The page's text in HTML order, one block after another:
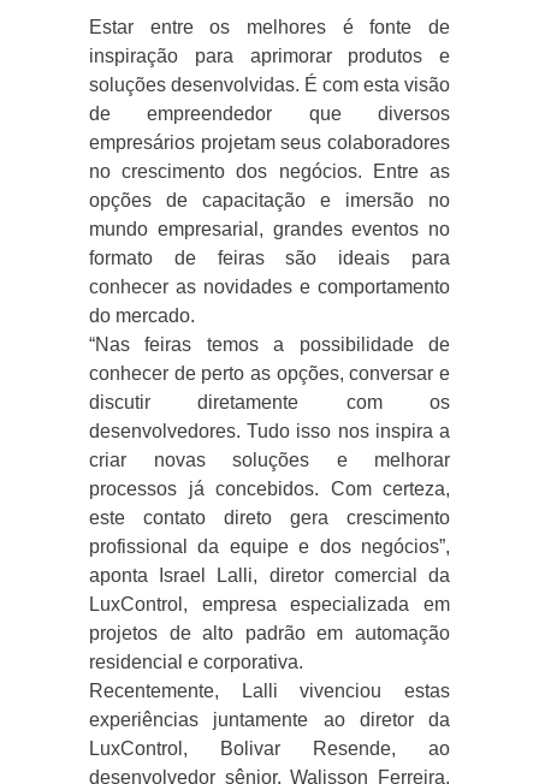
Estar entre os melhores é fonte de
inspiração para aprimorar produtos e
soluções desenvolvidas. É com esta visão
de empreendedor que diversos
empresários projetam seus colaboradores
no crescimento dos negócios. Entre as
opções de capacitação e imersão no
mundo empresarial, grandes eventos no
formato de feiras são ideais para
conhecer as novidades e comportamento
do mercado.
“Nas feiras temos a possibilidade de
conhecer de perto as opções, conversar e
discutir diretamente com os
desenvolvedores. Tudo isso nos inspira a
criar novas soluções e melhorar
processos já concebidos. Com certeza,
este contato direto gera crescimento
profissional da equipe e dos negócios”,
aponta Israel Lalli, diretor comercial da
LuxControl, empresa especializada em
projetos de alto padrão em automação
residencial e corporativa.
Recentemente, Lalli vivenciou estas
experiências juntamente ao diretor da
LuxControl, Bolivar Resende, ao
desenvolvedor sênior, Walisson Ferreira,